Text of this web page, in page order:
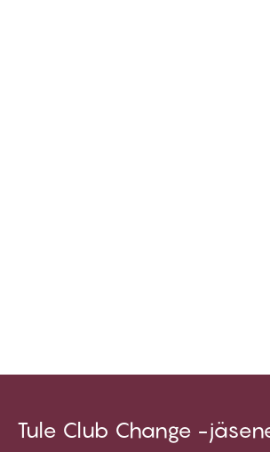
Tule Club Change -